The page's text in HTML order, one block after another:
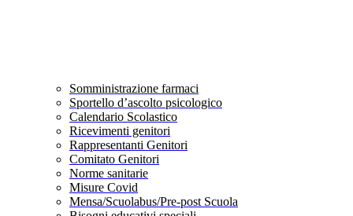
Somministrazione farmaci
Sportello d’ascolto psicologico
Calendario Scolastico
Ricevimenti genitori
Rappresentanti Genitori
Comitato Genitori
Norme sanitarie
Misure Covid
Mensa/Scuolabus/Pre-post Scuola